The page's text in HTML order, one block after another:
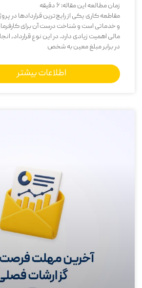
زمان مطالعه این مقاله:6 دقیقه
مقاطعه ‌کاری یکی از رایج‌ترین قراردادها در
و خدماتی است و شناخت درست آن برای
مالی اهمیت زیادی دارد. در این نوع
در برابر مبلغ معین به شخص
اطلاعات بیشتر